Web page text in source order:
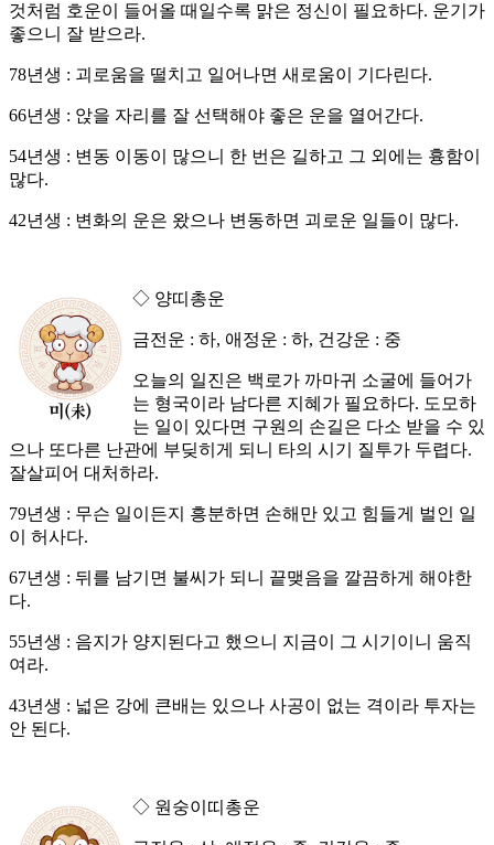
것처럼 호운이 들어올 때일수록 맑은 정신이 필요하다. 운기가
좋으니 잘 받으라.
78년생 : 괴로움을 떨치고 일어나면 새로움이 기다린다.
66년생 : 앉을 자리를 잘 선택해야 좋은 운을 열어간다.
54년생 : 변동 이동이 많으니 한 번은 길하고 그 외에는 흉함이
많다.
42년생 : 변화의 운은 왔으나 변동하면 괴로운 일들이 많다.
◇ 양띠총운
금전운 : 하, 애정운 : 하, 건강운 : 중
오늘의 일진은 백로가 까마귀 소굴에 들어가
는 형국이라 남다른 지혜가 필요하다. 도모하
는 일이 있다면 구원의 손길은 다소 받을 수 있
으나 또다른 난관에 부딪히게 되니 타의 시기 질투가 두렵다.
잘살피어 대처하라.
79년생 : 무슨 일이든지 흥분하면 손해만 있고 힘들게 벌인 일
이 허사다.
67년생 : 뒤를 남기면 불씨가 되니 끝맺음을 깔끔하게 해야한
다.
55년생 : 음지가 양지된다고 했으니 지금이 그 시기이니 움직
여라.
43년생 : 넓은 강에 큰배는 있으나 사공이 없는 격이라 투자는
안 된다.
◇ 원숭이띠총운